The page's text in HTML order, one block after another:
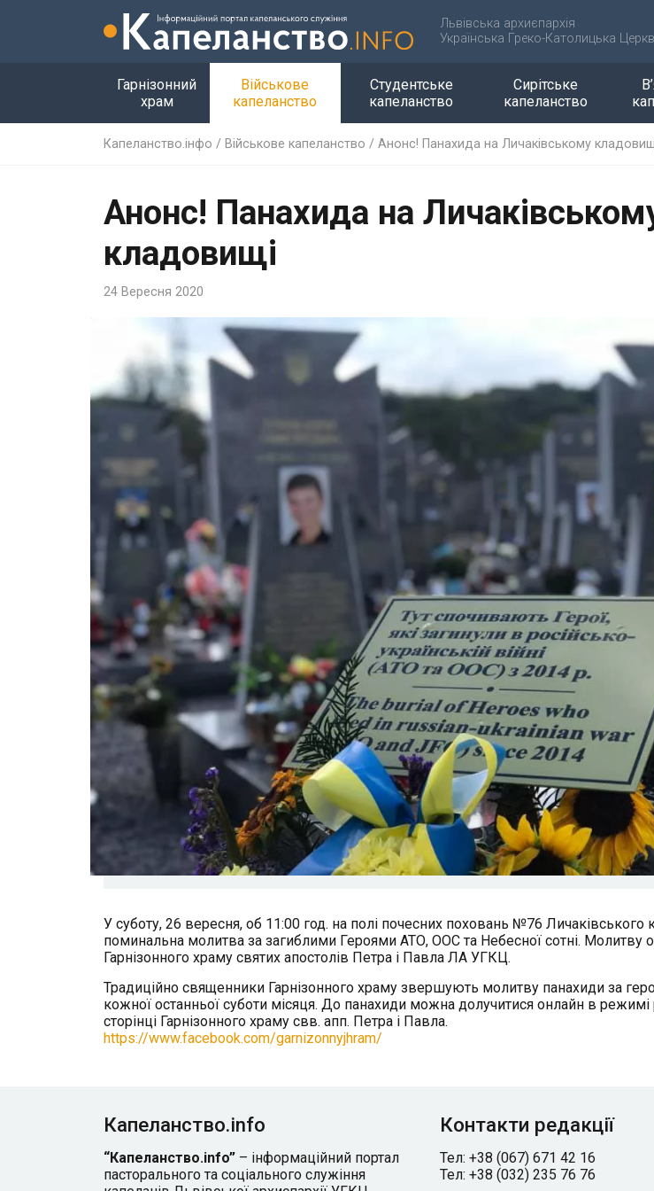
Львівська архиєпархія
Українська Греко-Католицька
Гарнізонний
храм
Військове
капеланство
Студентське
капеланство
Сирітське
капеланство
Капеланство.інфо / Військове капеланство / Анонс! Панахида на Личаківському
Анонс! Панахида на
кладовищі
24 Вересня 2020
У суботу, 26 вересня, об 11:00 год. на полі почесних поховань №76 Личаківського
поминальна молитва за загиблими Героями АТО, ООС та Небесної сотні. Молитву
Гарнізонного храму святих апостолів Петра і Павла ЛА УГКЦ.
Традиційно священники Гарнізонного храму звершують молитву панахиди за
кожної останньої суботи місяця. До панахиди можна долучитися онлайн в
сторінці Гарнізонного храму свв. апп. Петра і Павла.
https://www.facebook.com/garnizonnyjhram/
Капеланство.info
“Капеланство.info” – інформаційний портал
пасторального та соціального служіння
Контакти редакції
Тел: +38 (067) 671 42 16
Тел: +38 (032) 235 76 76